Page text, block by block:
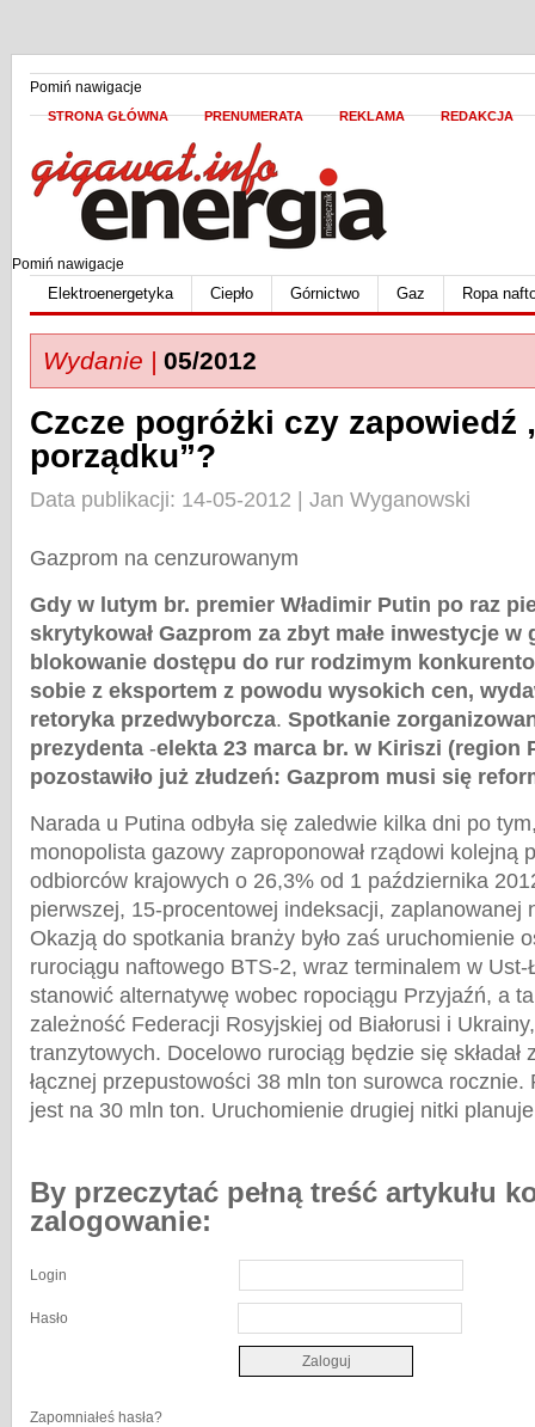
Pomiń nawigacje
STRONA GŁÓWNA PRENUMERATA REKLAMA REDAKCJA
Pomiń nawigacje
Elektroenergetyka Ciepło Górnictwo Gaz Ropa
Wydanie | 05/2012
Czcze pogróżki czy zapowiedź
porządku”?
Data publikacji: 14-05-2012 | Jan Wyganowski
Gazprom na cenzurowanym
Gdy w lutym br. premier Władimir Putin po raz
skrytykował Gazprom za zbyt małe inwestycje w
blokowanie dostępu do rur rodzimym
sobie z eksportem z powodu wysokich cen,
retoryka przedwyborcza. Spotkanie
prezydenta -elekta 23 marca br. w Kiriszi (region
pozostawiło już złudzeń: Gazprom musi się
Narada u Putina odbyła się zaledwie kilka dni po
monopolista gazowy zaproponował rządowi kolejną
odbiorców krajowych o 26,3% od 1 października
pierwszej, 15-procentowej indeksacji, zaplanowanej
Okazją do spotkania branży było zaś uruchomienie
rurociągu naftowego BTS-2, wraz terminalem w
stanowić alternatywę wobec ropociągu Przyjaźń, a
zależność Federacji Rosyjskiej od Białorusi i
tranzytowych. Docelowo rurociąg będzie się składał
łącznej przepustowości 38 mln ton surowca rocznie.
jest na 30 mln ton. Uruchomienie drugiej nitki
By przeczytać pełną treść artykułu
zalogowanie:
Login
Hasło
Zapomniałeś hasła?